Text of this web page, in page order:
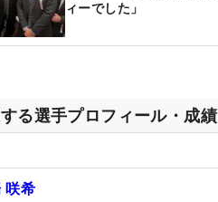
ィーでした」
る選手プロフィール・成績
咲希